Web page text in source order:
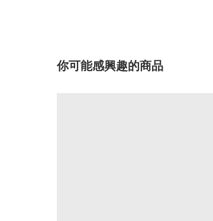
你可能感興趣的商品